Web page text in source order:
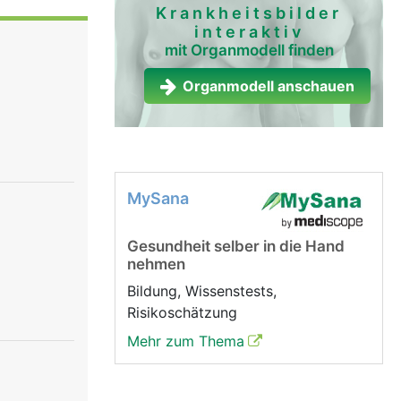
die
Krankheitsbilder
interaktiv
mit Organmodell finden
Organmodell anschauen
MySana
Gesundheit selber in die Hand
nehmen
Bildung, Wissenstests,
Risikoschätzung
Mehr zum Thema